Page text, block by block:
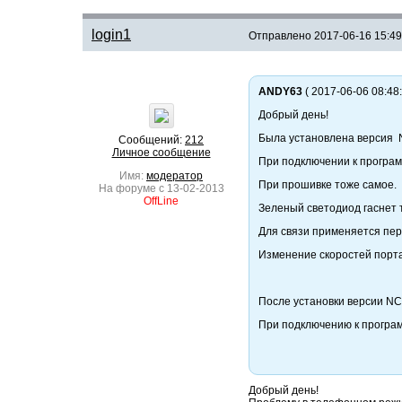
login1 Отправлено 2017-06-16
Сообщений: 212
Личное сообщение
Имя: модератор
На форуме с 13-02-2013
OffLine
ANDY63 ( 2017-06-06
Добрый день!
Была установлена версия
При подключении к
При прошивке тоже самое.
Зеленый светодиод гаснет
Для связи применяется
Изменение скоростей
После установки версии
При подключению к
Добрый день!